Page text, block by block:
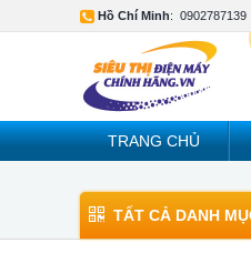
Hồ Chí Minh: 0902787139
TRANG CHỦ
TẤT CẢ DANH